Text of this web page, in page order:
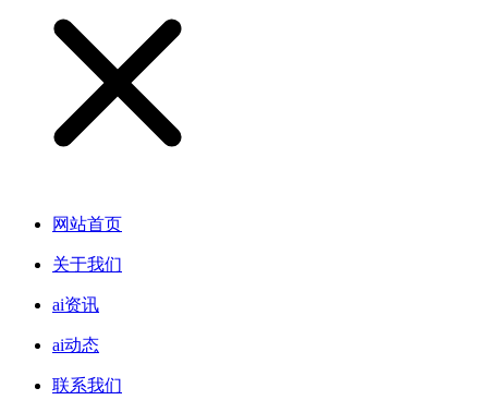
网站首页
关于我们
ai资讯
ai动态
联系我们